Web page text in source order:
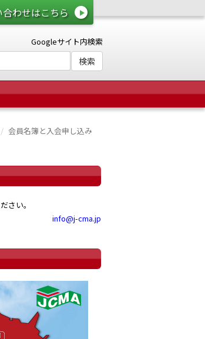
合わせはこちら
Googleサイト内検索
会員名簿と入会申し込み
さい。
info@j-cma.jp